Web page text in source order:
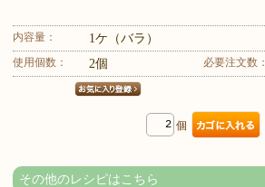
内容量： 1ケ（バラ）
使用個数： 2個 必要注文数：
個
その他のレシピはこちら